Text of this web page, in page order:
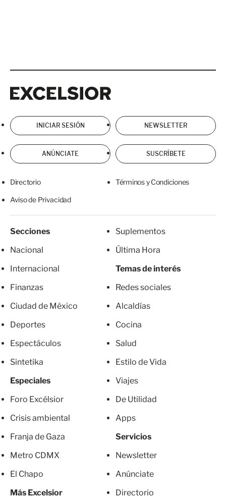
INICIAR SESIÓN NEWSLETTER
ANÚNCIATE SUSCRÍBETE
Directorio Términos y Condiciones
Aviso de Privacidad
Secciones
Nacional
Internacional
Finanzas
Ciudad de México
Deportes
Espectáculos
Sintetika
Especiales
Foro Excélsior
Crisis ambiental
Franja de Gaza
Metro CDMX
El Chapo
Más Excelsior
Suplementos
Última Hora
Temas de interés
Redes sociales
Alcaldías
Cocina
Salud
Estilo de Vida
Viajes
De Utilidad
Apps
Servicios
Newsletter
Anúnciate
Directorio